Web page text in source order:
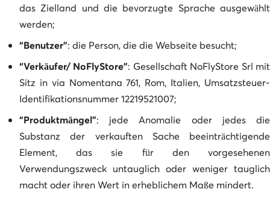
das Zielland und die bevorzugte Sprache ausgewählt
werden;
“Benutzer”: die Person, die die Webseite besucht;
“Verkäufer/ NoFlyStore”: Gesellschaft NoFlyStore Srl mit
Sitz in via Nomentana 761, Rom, Italien, Umsatzsteuer-
Identifikationsnummer 12219521007;
“Produktmängel”: jede Anomalie oder jedes die
Substanz der verkauften Sache beeinträchtigende
Element, das sie für den vorgesehenen
Verwendungszweck untauglich oder weniger tauglich
macht oder ihren Wert in erheblichem Maße mindert.